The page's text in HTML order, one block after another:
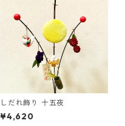
しだれ飾り 十五夜
¥4,620